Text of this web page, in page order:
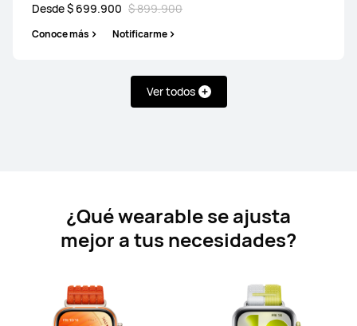
Desde $ 699.900 $ 899.900
Conoce más Notificarme
Ver todos
HUAWEI WATCH FIT 4 Pro
Desde $ 649.900
Desde $ 499.900
$ 649.900
Notificarme
¿Qué wearable se ajusta
mejor a tus necesidades?